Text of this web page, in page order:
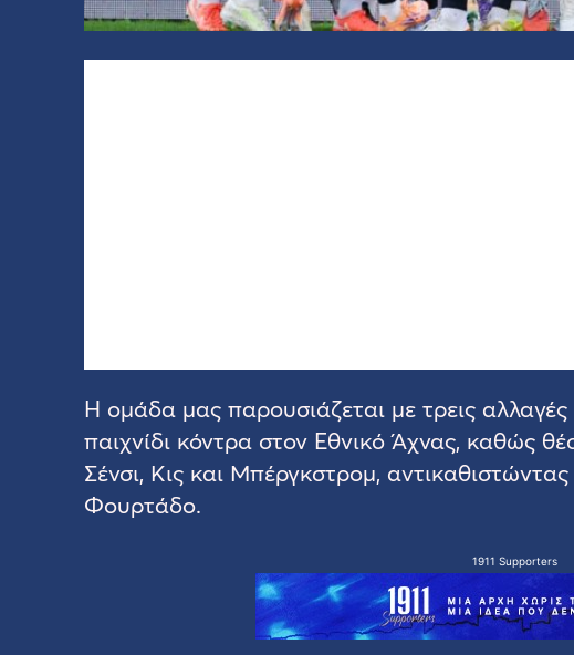
Η ομάδα μας παρουσιάζεται με τρεις
παιχνίδι κόντρα στον Εθνικό Άχνας, καθώς
Σένσι, Κις και Μπέργκστρομ,
Φουρτάδο.
1911 Supporters